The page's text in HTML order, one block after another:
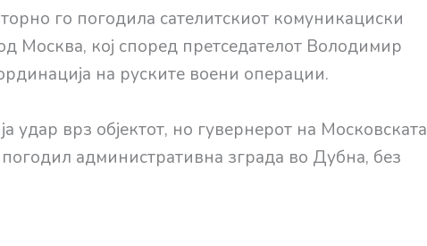
го погодила сателитскиот комуникациски
Москва, кој според претседателот Володимир
на руските воени операции.
удар врз објектот, но гувернерот на Московската
административна зграда во Дубна, без